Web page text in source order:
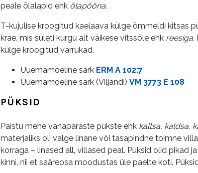
peale õlalapid ehk õlapõõna.
T-kujulise kroogitud kaelaava külge õmmeldi kitsas
krae, mis suleti kurgu alt väikese vitssõle ehk reesiga.
külge kroogitud varrukad.
Uuemamoeline särk ERM A 102:7
Uuemamoeline särk (Viljandi) VM 3773 E 108
PÜKSID
Paistu mehe vanapäraste pükste ehk kaltsa, kaldsa,
materjaliks oli valge linane või tasapindne toimne
korraga – linased all, villased peal. Püksid olid pikad
kinni, nii et sääreosa moodustas üle paelte koti.